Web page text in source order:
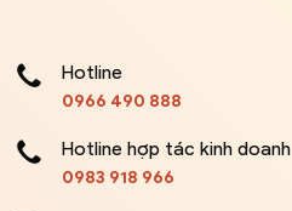
Hotline
0966 490 888
Hotline hợp tác kinh doanh
0983 918 966